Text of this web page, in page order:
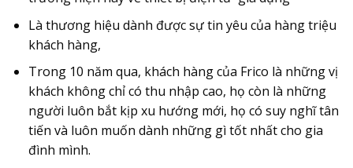
Là thương hiệu dành được sự tin yêu của hàng triệu
khách hàng,
Trong 10 năm qua, khách hàng của Frico là những vị
khách không chỉ có thu nhập cao, họ còn là những
người luôn bắt kịp xu hướng mới, họ có suy nghĩ tân
tiến và luôn muốn dành những gì tốt nhất cho gia
đình mình.